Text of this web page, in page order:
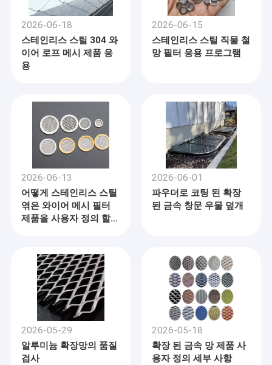
2026-06-18
스테인리스 스틸 304 와
이어 로프 메시 제품 응
용
2026-06-15
스테인리스 스틸 직물 철
망 필터 응용 프로그램
2026-06-13
어떻게 스테인리스 스틸
엮은 와이어 메시 필터
제품을 사용자 정의 할
2026-06-01
파우더로 코팅 된 확장
된 금속 창문 우물 덮개
2026-05-29
알루미늄 확장망의 품질
검사
2026-05-18
확장 된 금속 망 제품 사
용자 정의 세부 사항